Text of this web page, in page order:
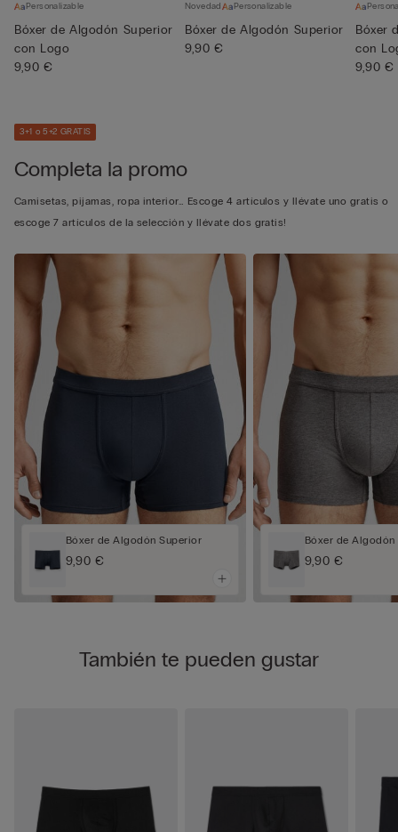
Personalizable
Bóxer de Algodón Superior
con Logo
9,90 €
Novedad Personalizable
Bóxer de Algodón Superior
9,90 €
Bóxer
con
9,90 €
3+1 o 5+2 GRATIS
Completa la promo
Camisetas, pijamas, ropa interior… Escoge 4 artículos y llévate uno gratis o
escoge 7 artículos de la selección y llévate dos gratis!
Bóxer de Algodón Superior
9,90 €
Bóxer de Algodón
9,90 €
También te pueden gustar